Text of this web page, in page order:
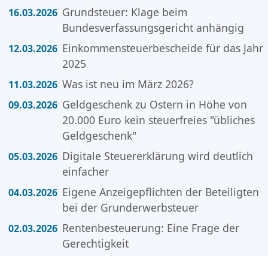
16.03.2026 Grundsteuer: Klage beim
Bundesverfassungsgericht anhängig
12.03.2026 Einkommensteuerbescheide für das Jahr
2025
11.03.2026 Was ist neu im März 2026?
09.03.2026 Geldgeschenk zu Ostern in Höhe von
20.000 Euro kein steuerfreies "übliches
Geldgeschenk"
05.03.2026 Digitale Steuererklärung wird deutlich
einfacher
04.03.2026 Eigene Anzeigepflichten der Beteiligten
bei der Grunderwerbsteuer
02.03.2026 Rentenbesteuerung: Eine Frage der
Gerechtigkeit